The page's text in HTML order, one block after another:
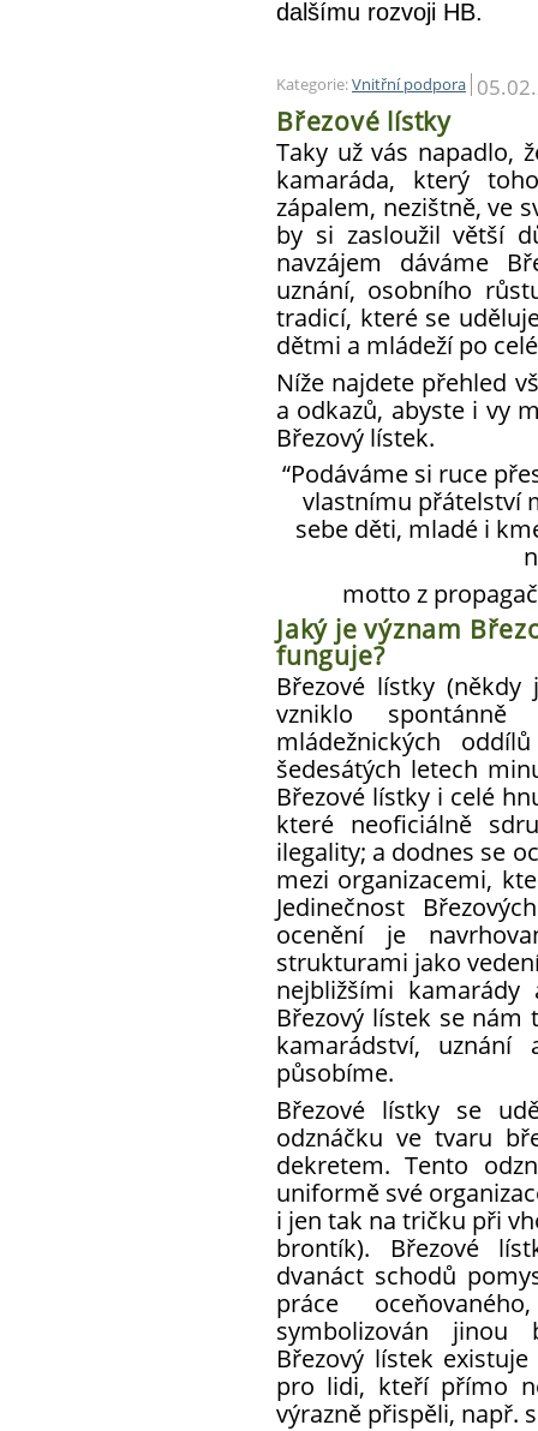
dalšímu rozvoji HB.
Kategorie:Vnitřní podpora
Březové lístky
Taky už vás napadlo,
kamaráda, který
zápalem, nezištně, ve
by si zasloužil větší
navzájem dáváme
uznání, osobního
tradicí, které se
dětmi a mládeží po
Níže najdete přehled
a odkazů, abyste i vy
Březový lístek.
“Podáváme si ruce
vlastnímu přátelství
sebe děti, mladé i
motto z
Jaký je význam
funguje?
Březové lístky
vzniklo
mládežnických
šedesátých letech
Březové lístky i celé
které neoficiálně
ilegality; a dodnes se
mezi organizacemi,
Jedinečnost
ocenění je
strukturami jako
nejbližšími kamarády
Březový lístek se nám
kamarádství,
působíme.
Březové lístky se
odznáčku ve tvaru
dekretem. Tento
uniformě své
i jen tak na tričku při
brontík). Březové
dvanáct schodů
práce
symbolizován jinou
Březový lístek
pro lidi, kteří přímo
výrazně přispěli, např.